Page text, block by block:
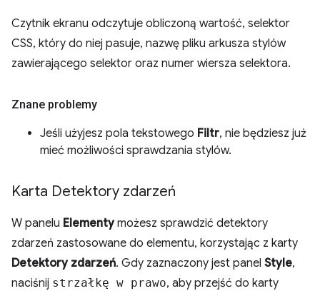
Czytnik ekranu odczytuje obliczoną wartość, selektor
CSS, który do niej pasuje, nazwę pliku arkusza stylów
zawierającego selektor oraz numer wiersza selektora.
Znane problemy
Jeśli użyjesz pola tekstowego Filtr, nie będziesz już
mieć możliwości sprawdzania stylów.
Karta Detektory zdarzeń
W panelu Elementymożesz sprawdzić detektory
zdarzeń zastosowane do elementu, korzystając z karty
Detektory zdarzeń. Gdy zaznaczony jest panel Style,
naciśnij strzałkę w prawo, aby przejść do karty